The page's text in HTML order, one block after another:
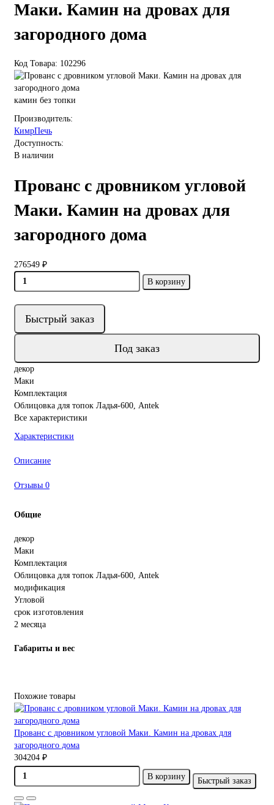
Маки. Камин на дровах для
загородного дома
Код Товара: 102296
камин без топки
Производитель:
КимрПечь
Доступность:
В наличии
Прованс с дровником угловой
Маки. Камин на дровах для
загородного дома
276549 ₽
В корзину
Быстрый заказ
Под заказ
декор
Маки
Комплектация
Облицовка для топок Ладья-600, Antek
Все характеристики
Характеристики
Описание
Отзывы 0
Общие
декор
Маки
Комплектация
Облицовка для топок Ладья-600, Antek
модификация
Угловой
срок изготовления
2 месяца
Габариты и вес
Похожие товары
Прованс с дровником угловой Маки. Камин на дровах для
загородного дома
304204 ₽
В корзину Быстрый заказ